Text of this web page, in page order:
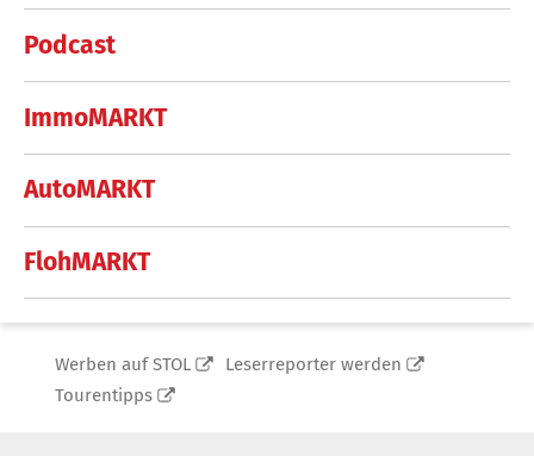
Podcast
ImmoMARKT
AutoMARKT
FlohMARKT
Werben auf STOL
Leserreporter werden
Tourentipps